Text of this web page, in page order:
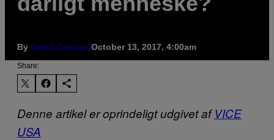
By David CovucciOctober 13, 2017, 4:00am
Share:
Denne artikel er oprindeligt udgivet afVICE
USA